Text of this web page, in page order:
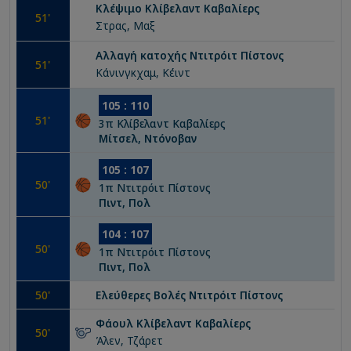
51 '
Κλέψιμο Κλίβελαντ Καβαλίερς
Στρας, Μαξ
51 '
Αλλαγή κατοχής Ντιτρόιτ Πίστονς
Κάνινγκχαμ, Κέιντ
51 '
105 : 110
3π Κλίβελαντ Καβαλίερς
Μίτσελ, Ντόνοβαν
50'
105 : 107
1 π Ντιτρόιτ Πίστονς
Πιντ, Πολ
50'
104 : 107
1 π Ντιτρόιτ Πίστονς
Πιντ, Πολ
50' Ελεύθερες Βολές Ντιτρόιτ Πίστονς
50'
Φάουλ Κλίβελαντ Καβαλίερς
Άλεν, Τζάρετ